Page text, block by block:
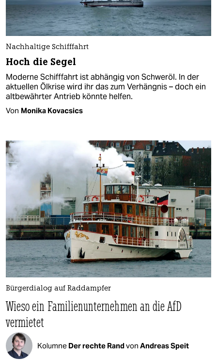
Nachhaltige Schifffahrt
Hoch die Segel
Moderne Schifffahrt ist abhängig von Schweröl. In der
aktuellen Ölkrise wird ihr das zum Verhängnis – doch ein
altbewährter Antrieb könnte helfen.
Von Monika Kovacsics
Bürgerdialog auf Raddampfer
Wieso ein Familienunternehmen an die AfD
vermietet
Kolumne Der rechte Randvon Andreas Speit